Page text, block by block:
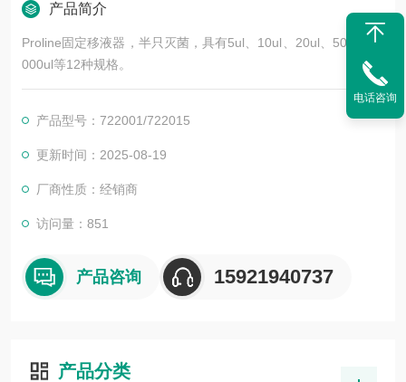
产品简介
Proline固定移液器，半只灭菌，具有5ul、10ul、20ul、500ul、5
000ul等12种规格。
产品型号：722001/722015
更新时间：2025-08-19
厂商性质：经销商
访问量：851
产品咨询 15921940737
产品分类
电话咨询